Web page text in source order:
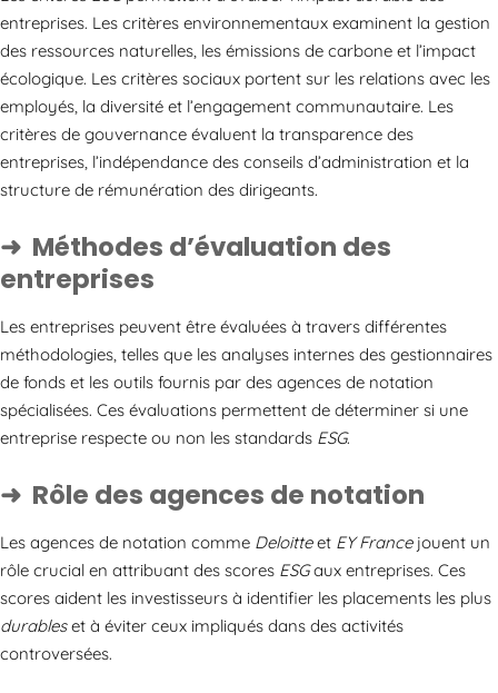
entreprises. Les critères environnementaux examinent la gestion
des ressources naturelles, les émissions de carbone et l’impact
écologique. Les critères sociaux portent sur les relations avec les
employés, la diversité et l’engagement communautaire. Les
critères de gouvernance évaluent la transparence des
entreprises, l’indépendance des conseils d’administration et la
structure de rémunération des dirigeants.
Méthodes d’évaluation des
entreprises
Les entreprises peuvent être évaluées à travers différentes
méthodologies, telles que les analyses internes des gestionnaires
de fonds et les outils fournis par des agences de notation
spécialisées. Ces évaluations permettent de déterminer si une
entreprise respecte ou non les standards ESG.
Rôle des agences de notation
Les agences de notation comme Deloitteet EY Francejouent un
rôle crucial en attribuant des scores ESGaux entreprises. Ces
scores aident les investisseurs à identifier les placements les plus
durableset à éviter ceux impliqués dans des activités
controversées.